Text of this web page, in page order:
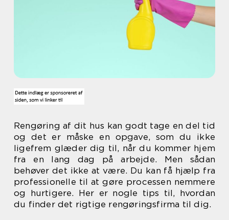
Rengøring af dit hus kan godt tage en del tid
og det er måske en opgave, som du ikke
ligefrem glæder dig til, når du kommer hjem
fra en lang dag på arbejde. Men sådan
behøver det ikke at være. Du kan få hjælp fra
professionelle til at gøre processen nemmere
og hurtigere. Her er nogle tips til, hvordan
du finder det rigtige rengøringsfirma til dig.